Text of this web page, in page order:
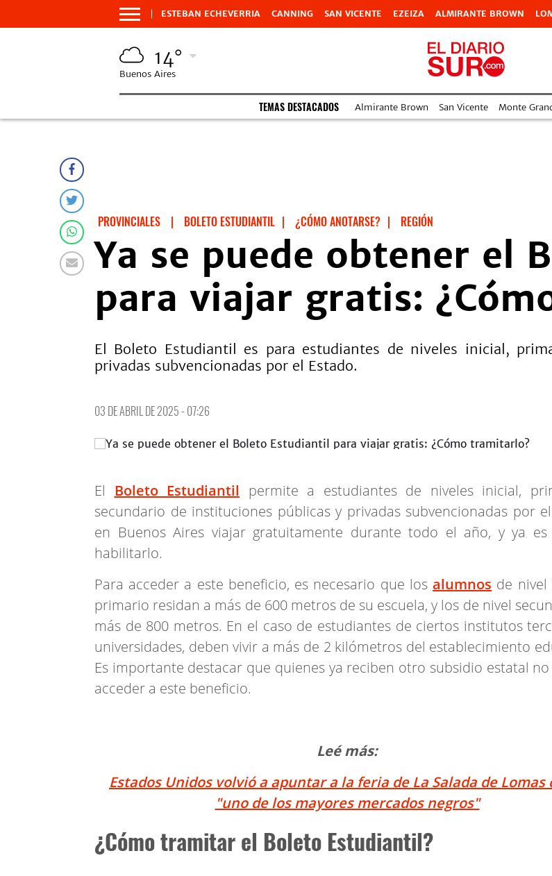
ESTEBAN ECHEVERRIA CANNING SAN VICENTE EZEIZA ALMIRANTE BROWN
14°
Buenos Aires
TEMAS DESTACADOS Almirante Brown San Vicente Monte
PROVINCIALES | BOLETO ESTUDIANTIL | ¿CÓMO ANOTARSE? | REGIÓN
Ya se puede obtener el
para viajar gratis:
El Boleto Estudiantil es para estudiantes de niveles inicial,
privadas subvencionadas por el Estado.
03 DE ABRIL DE 2025 - 07:26
El Boleto Estudiantil permite a estudiantes de niveles inicial,
secundario de instituciones públicas y privadas subvencionadas por
en Buenos Aires viajar gratuitamente durante todo el año, y ya es
habilitarlo.
Para acceder a este beneficio, es necesario que losalumnos de
primario residan a más de 600 metros de su escuela, y los de nivel
más de 800 metros. En el caso de estudiantes de ciertos institutos
universidades, deben vivir a más de 2 kilómetros del establecimiento
Es importante destacar que quienes ya reciben otro subsidio estatal
acceder a este beneficio.
Leé más:
Estados Unidos volvió a apuntar a la feria de La Salada de Lomas
"uno de los mayores mercados negros"
¿Cómo tramitar el Boleto Estudiantil?